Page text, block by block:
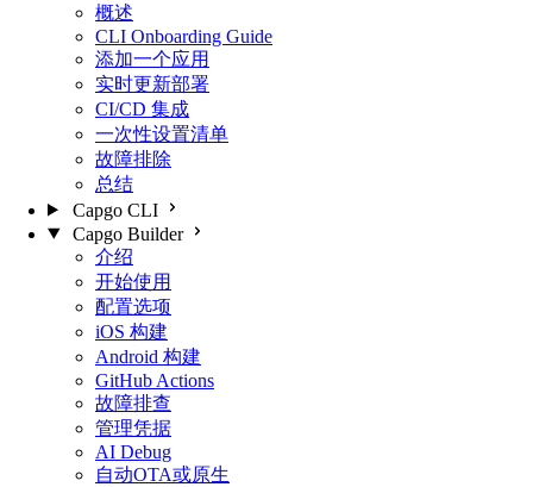
概述
CLI Onboarding Guide
添加一个应用
实时更新部署
CI/CD 集成
一次性设置清单
故障排除
总结
Capgo CLI
Capgo Builder
介绍
开始使用
配置选项
iOS 构建
Android 构建
GitHub Actions
故障排查
管理凭据
AI Debug
自动OTA或原生